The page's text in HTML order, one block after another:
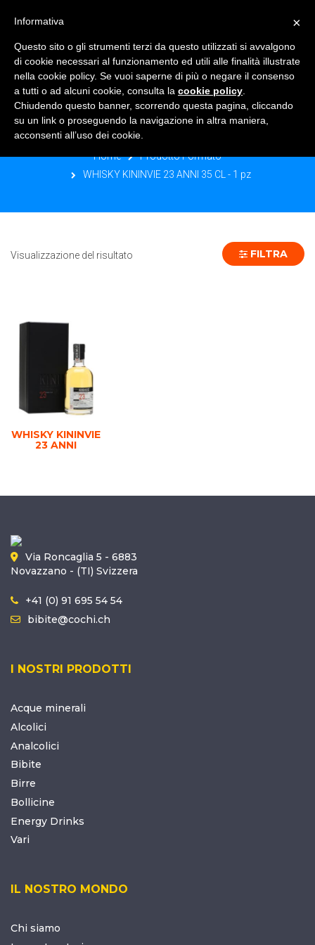
WHISKY KININVIE 23 ANNI 35 CL - 1
Home
Prodotto Formato
WHISKY KININVIE 23 ANNI 35 CL - 1 pz
Visualizzazione del risultato FILTRA
WHISKY KININVIE
23 ANNI
Via Roncaglia 5 - 6883
Novazzano - (TI) Svizzera
+41 (0) 91 695 54 54
bibite@cochi.ch
I NOSTRI PRODOTTI
Acque minerali
Alcolici
Analcolici
Bibite
Birre
Bollicine
Energy Drinks
Vari
IL NOSTRO MONDO
Chi siamo
×
Informativa
Questo sito o gli strumenti terzi da questo utilizzati si avvalgono
di cookie necessari al funzionamento ed utili alle finalità illustrate
nella cookie policy. Se vuoi saperne di più o negare il consenso
a tutti o ad alcuni cookie, consulta la cookie policy
Chiudendo questo banner, scorrendo questa pagina, cliccando
su un link o proseguendo la navigazione in altra maniera,
acconsenti all’uso dei cookie.